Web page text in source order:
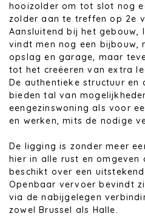
hooizolder om tot slot nog
zolder aan te treffen op 2e
Aansluitend bij het gebouw,
vindt men nog een bijbouw,
opslag en garage, maar
tot het creëeren van extra
De authentieke structuur en
bieden tal van
eengezinswoning als voor
en werken, mits de nodige
De ligging is zonder meer
hier in alle rust en
beschikt over een
Openbaar vervoer bevindt
via de nabijgelegen
zowel Brussel als Halle.